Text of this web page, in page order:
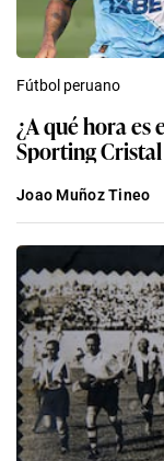
Fútbol peruano
¿A qué hora
Sporting
Joao Muñoz Tineo